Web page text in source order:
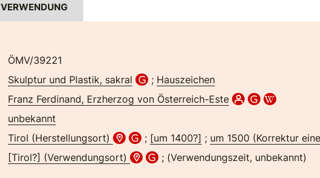
VERWENDUNG
ÖMV/39221
Skulptur und Plastik, sakral ; Hauszeichen
Franz Ferdinand, Erzherzog von Österreich-Este
unbekannt
Tirol (Herstellungsort) ; [um 1400?] ; um 1500 (Korrektur
[Tirol?] (Verwendungsort) ; (Verwendungszeit, unbekannt)